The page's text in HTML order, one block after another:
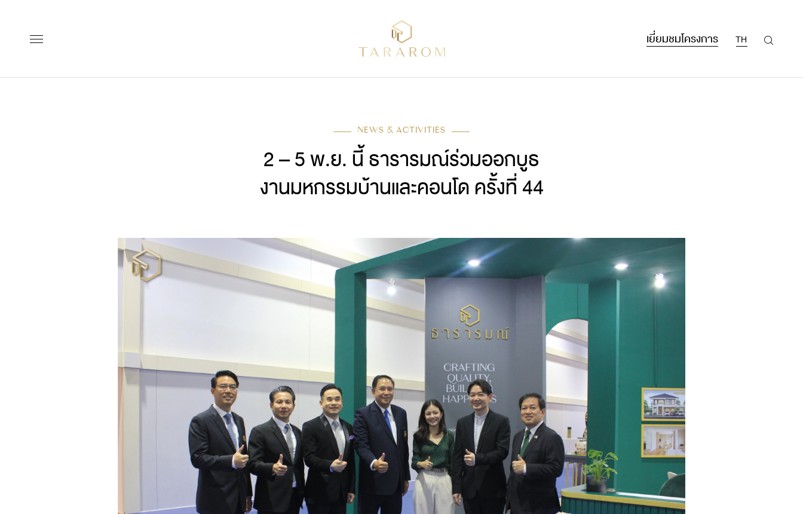
เยี่ยมชมโครงการ TH
NEWS & ACTIVITIES
2 – 5 พ.ย. นี้ ธารารมณ์ร่วมออกบูธ
งานมหกรรมบ้านและคอนโด ครั้งที่ 44